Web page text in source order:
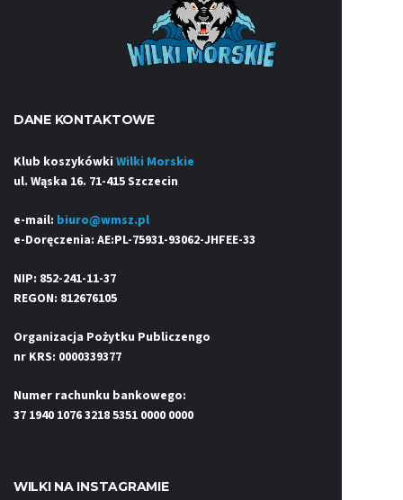
DANE KONTAKTOWE
Klub koszykówki Wilki Morskie
ul. Wąska 16. 71-415 Szczecin
e-mail: biuro@wmsz.pl
e-Doręczenia: AE:PL-75931-93062-JHFEE-33
NIP: 852-241-11-37
REGON: 812676105
Organizacja Pożytku Publiczengo
nr KRS: 0000339377
Numer rachunku bankowego:
37 1940 1076 3218 5351 0000 0000
WILKI NA INSTAGRAMIE